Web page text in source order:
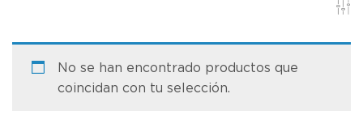
No se han encontrado productos que
coincidan con tu selección.